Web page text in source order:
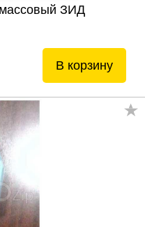
ЗИД
В корзину